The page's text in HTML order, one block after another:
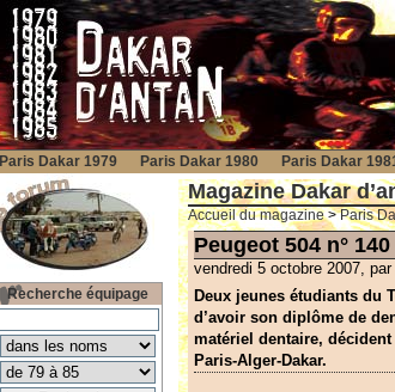
Magazine Dakar
Accueil du magazine>Paris
Peugeot 504 n°
vendredi 5 octobre 2007, par
Deux jeunes étudiants du
d’avoir son diplôme de
matériel dentaire,
Paris-Alger-Dakar.
Recherche équipage
Paris Dakar 1979 Paris Dakar 1980 Paris Dakar